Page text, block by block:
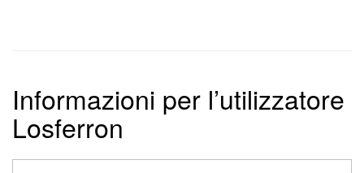
Informazioni per l’utilizzatore
Losferron